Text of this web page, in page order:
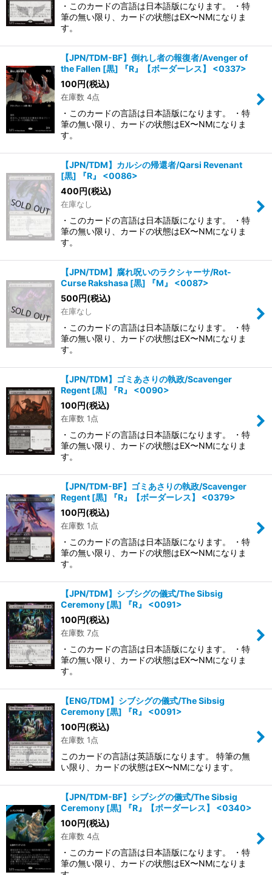
・このカードの言語は日本語版になります。 ・特
筆の無い限り、カードの状態はEX〜NMになりま
す。
【JPN/TDM-BF】倒れし者の報復者/Avenger of
the Fallen [黒] 『R』【ボーダーレス】 <0337>
100円(税込)
在庫数 4点
・このカードの言語は日本語版になります。 ・特
筆の無い限り、カードの状態はEX〜NMになりま
す。
【JPN/TDM】カルシの帰還者/Qarsi Revenant
[黒] 『R』 <0086>
400円(税込)
在庫なし
・このカードの言語は日本語版になります。 ・特
筆の無い限り、カードの状態はEX〜NMになりま
す。
【JPN/TDM】腐れ呪いのラクシャーサ/Rot-
Curse Rakshasa [黒] 『M』 <0087>
500円(税込)
在庫なし
・このカードの言語は日本語版になります。 ・特
筆の無い限り、カードの状態はEX〜NMになりま
す。
【JPN/TDM】ゴミあさりの執政/Scavenger
Regent [黒] 『R』 <0090>
100円(税込)
在庫数 1点
・このカードの言語は日本語版になります。 ・特
筆の無い限り、カードの状態はEX〜NMになりま
す。
【JPN/TDM-BF】ゴミあさりの執政/Scavenger
Regent [黒] 『R』【ボーダーレス】 <0379>
100円(税込)
在庫数 1点
・このカードの言語は日本語版になります。 ・特
筆の無い限り、カードの状態はEX〜NMになりま
す。
【JPN/TDM】シブシグの儀式/The Sibsig
Ceremony [黒] 『R』 <0091>
100円(税込)
在庫数 7点
・このカードの言語は日本語版になります。 ・特
筆の無い限り、カードの状態はEX〜NMになりま
す。
【ENG/TDM】シブシグの儀式/The Sibsig
Ceremony [黒] 『R』 <0091>
100円(税込)
在庫数 1点
このカードの言語は英語版になります。 特筆の無
い限り、カードの状態はEX〜NMになります。
【JPN/TDM-BF】シブシグの儀式/The Sibsig
Ceremony [黒] 『R』【ボーダーレス】 <0340>
100円(税込)
在庫数 4点
・このカードの言語は日本語版になります。 ・特
筆の無い限り、カードの状態はEX〜NMになりま